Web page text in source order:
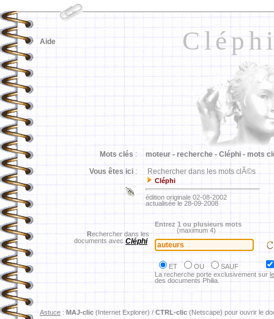
Aide
Mots clés : moteur - recherche - Cléphi - mots
Vous êtes ici : Rechercher dans les mots clÃ©s
Cléphi
édition originale 02-08-2002
actualisée le 28-09-2008
Rechercher dans les
documents avec Cléphi
Entrez 1 ou plusieurs mots
(maximum 4)
ET OU
SAUF
La recherche porte exclusivement sur
des documents Philia.
Astuce : MAJ-clic (Internet Explorer) / CTRL-clic (Netscape) pour ouvrir le